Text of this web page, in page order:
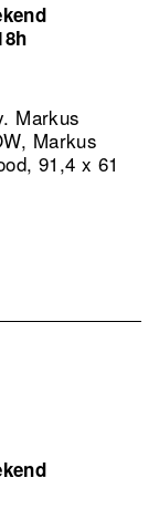
Markus
Markus
91,4 x 61